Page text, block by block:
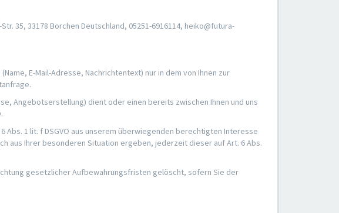
35, 33178 Borchen Deutschland, 05251-6916114, heiko@futura-
E-Mail-Adresse, Nachrichtentext) nur in dem von Ihnen zur
Angebotserstellung) dient oder einen bereits zwischen Ihnen und uns
1 lit. f DSGVO aus unserem überwiegenden berechtigten Interesse
aus Ihrer besonderen Situation ergeben, jederzeit dieser auf Art. 6 Abs.
gesetzlicher Aufbewahrungsfristen gelöscht, sofern Sie der